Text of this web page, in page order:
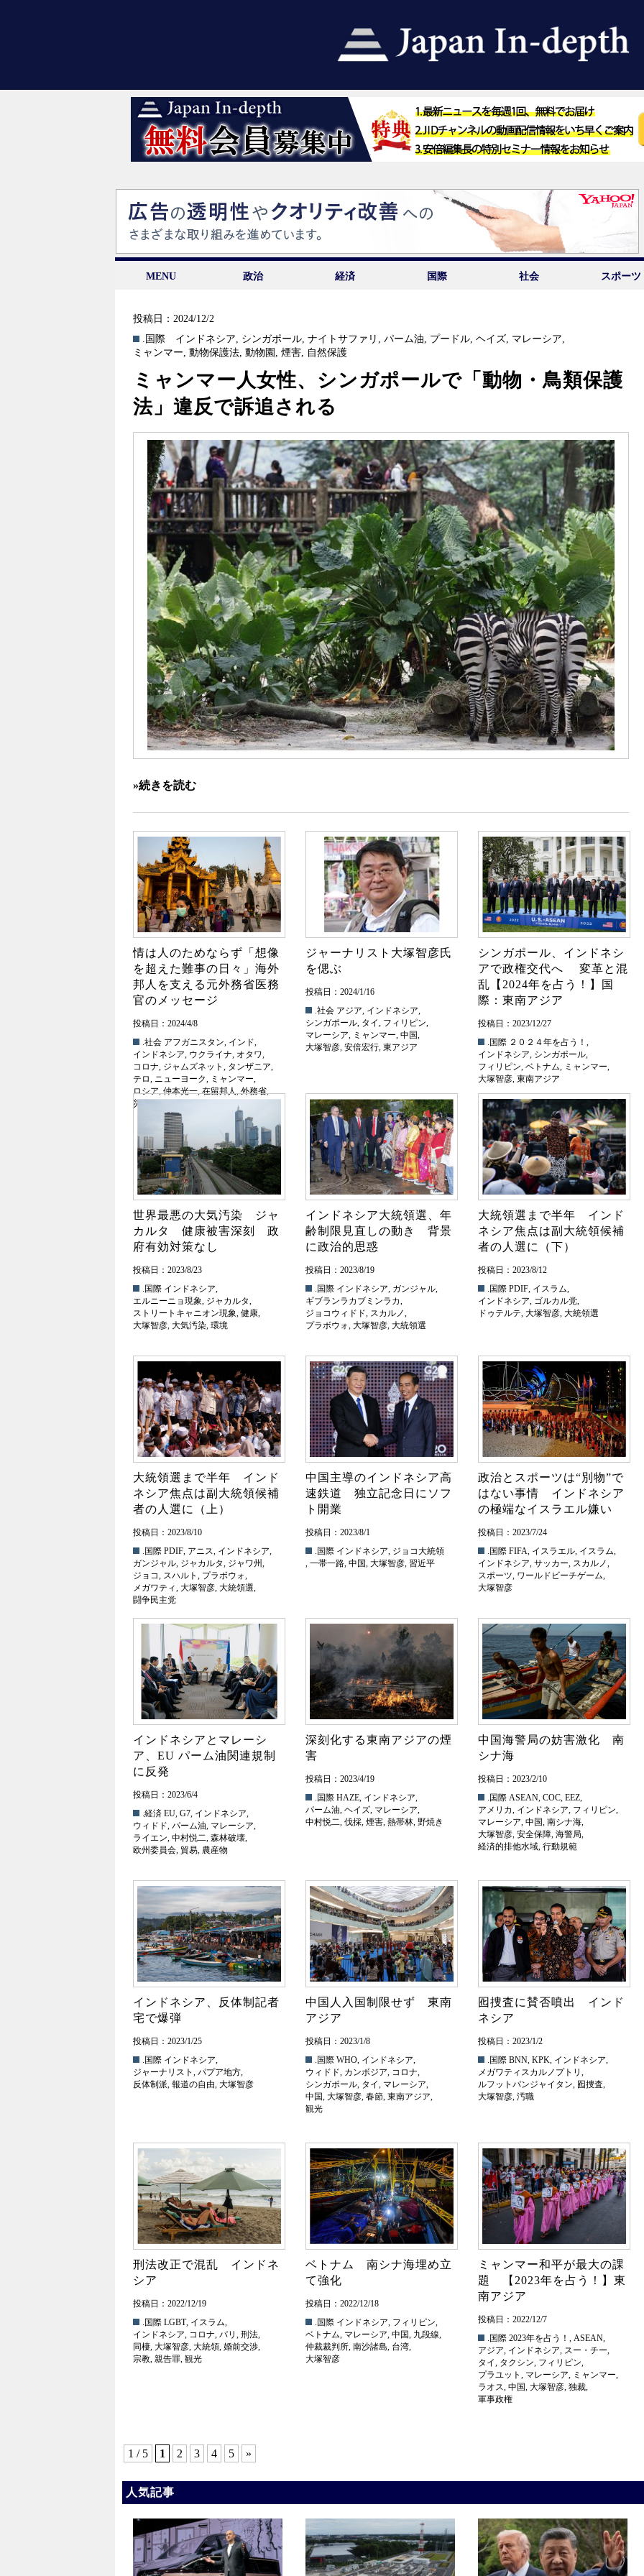
MENU 政治 経済 国際 社会 スポーツ
投稿日：2024/12/2
.国際
インドネシア, シンガポール,ナイトサファリ ,パーム油, プードル,ヘイズ, マレーシア,
ミャンマー, 動物保護法, 動物園 , 煙害, 自然保護
ミャンマー人女性、シンガポールで「動物・鳥類保護
法」違反で訴追される
»続きを読む
情は人のためならず「想像
を超えた難事の日々」海外
邦人を支える元外務省医務
官のメッセージ
投稿日：2024/4/8
.社会 アフガニスタン, インド,
インドネシア, ウクライナ, オタワ,
コロナ, ジャムズネット , タンザニア,
テロ, ニューヨーク, ミャンマー,
ロシア,仲本光一,在留邦人,外務省,
災害
ジャーナリスト大塚智彦氏
を偲ぶ
投稿日：2024/1/16
.社会 アジア, インドネシア,
シンガポール, タイ, フィリピン,
マレーシア, ミャンマー, 中国,
大塚智彦, 安倍宏行, 東アジア
シンガポール、インドネシ
アで政権交代へ 変革と混
乱【2024年を占う！】国
際：東南アジア
投稿日：2023/12/27
.国際 ２０２４年を占う！ ,
インドネシア, シンガポール,
フィリピン, ベトナム, ミャンマー,
大塚智彦, 東南アジア
世界最悪の大気汚染 ジャ
カルタ 健康被害深刻 政
府有効対策なし
投稿日：2023/8/23
.国際 インドネシア,
エルニーニョ現象, ジャカルタ,
ストリートキャニオン現象, 健康,
大塚智彦, 大気汚染, 環境
インドネシア大統領選、年
齢制限見直しの動き 背景
に政治的思惑
投稿日：2023/8/19
.国際 インドネシア, ガンジャル,
ギブランラカブミンラカ,
ジョコウィドド, スカルノ,
プラボウォ, 大塚智彦, 大統領選
大統領選まで半年 インド
ネシア焦点は副大統領候補
者の人選に（下）
投稿日：2023/8/12
.国際 PDIF, イスラム,
インドネシア, ゴルカル党,
ドゥテルテ, 大塚智彦, 大統領選
大統領選まで半年 インド
ネシア焦点は副大統領候補
者の人選に（上）
投稿日：2023/8/10
.国際 PDIF, アニス, インドネシア,
ガンジャル, ジャカルタ, ジャワ州,
ジョコ, スハルト , プラボウォ,
メガワティ, 大塚智彦, 大統領選,
闘争民主党
中国主導のインドネシア高
速鉄道 独立記念日にソフ
ト開業
投稿日：2023/8/1
.国際 インドネシア, ジョコ大統領
, 一帯一路, 中国, 大塚智彦, 習近平
政治とスポーツは“別物”で
はない事情 インドネシア
の極端なイスラエル嫌い
投稿日：2023/7/24
.国際 FIFA, イスラエル, イスラム,
インドネシア, サッカー, スカルノ,
スポーツ, ワールドビーチゲーム,
大塚智彦
インドネシアとマレーシ
ア、EU パーム油関連規制
に反発
投稿日：2023/6/4
.経済 EU, G7, インドネシア,
ウィドド, パーム油, マレーシア,
ライエン, 中村悦二, 森林破壊,
欧州委員会, 貿易, 農産物
深刻化する東南アジアの煙
害
投稿日：2023/4/19
.国際 HAZE, インドネシア,
パーム油, ヘイズ, マレーシア,
中村悦二, 伐採, 煙害, 熱帯林, 野焼き
中国海警局の妨害激化 南
シナ海
投稿日：2023/2/10
.国際 ASEAN, COC, EEZ,
アメリカ, インドネシア, フィリピン,
マレーシア, 中国, 南シナ海,
大塚智彦, 安全保障, 海警局,
経済的排他水域, 行動規範
インドネシア、反体制記者
宅で爆弾
投稿日：2023/1/25
.国際 インドネシア,
ジャーナリスト , パプア地方,
反体制派, 報道の自由, 大塚智彦
中国人入国制限せず 東南
アジア
投稿日：2023/1/8
.国際 WHO, インドネシア,
ウィドド, カンボジア, コロナ,
シンガポール, タイ, マレーシア,
中国, 大塚智彦, 春節, 東南アジア,
観光
囮捜査に賛否噴出 インド
ネシア
投稿日：2023/1/2
.国際 BNN, KPK, インドネシア,
メガワティスカルノプトリ ,
ルフットパンジャイタン, 囮捜査,
大塚智彦, 汚職
刑法改正で混乱 インドネ
シア
投稿日：2022/12/19
.国際 LGBT, イスラム,
インドネシア, コロナ, パリ , 刑法,
同棲, 大塚智彦, 大統領, 婚前交渉,
宗教, 親告罪, 観光
ベトナム 南シナ海埋め立
て強化
投稿日：2022/12/18
.国際 インドネシア, フィリピン,
ベトナム, マレーシア, 中国, 九段線,
仲裁裁判所, 南沙諸島, 台湾,
大塚智彦
ミャンマー和平が最大の課
題 【2023年を占う！】東
南アジア
投稿日：2022/12/7
.国際 2023年を占う！ , ASEAN,
アジア, インドネシア, スー・チー,
タイ, タクシン, フィリピン,
プラユット , マレーシア, ミャンマー,
ラオス, 中国, 大塚智彦, 独裁,
軍事政権
1 / 5 1 2 3 4 5 »
人気記事